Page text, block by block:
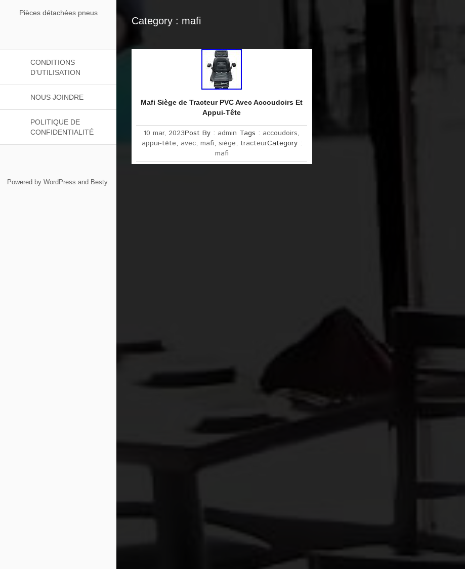
Pièces détachées pneus
CONDITIONS
D’UTILISATION
NOUS JOINDRE
POLITIQUE DE
CONFIDENTIALITÉ
Powered by WordPress and Besty.
Category : mafi
Mafi Siège de Tracteur PVC Avec Accoudoirs Et
Appui-Tête
10 mar, 2023Post By : admin Tags : accoudoirs,
appui-tête, avec, mafi, siège, tracteurCategory :
mafi